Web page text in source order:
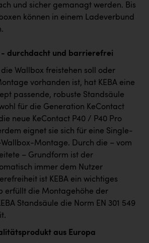
und sicher gemanagt werden. Bis
können in einem Ladeverbund
- durchdacht und barrierefrei
die Wallbox freistehen soll oder
vorhanden ist, hat KEBA eine
passende, robuste Standsäule
für die Generation KeContact
neue KeContact P40 / P40 Pro
eignet sie sich für eine Single-
Montage. Durch die – vom
– Grundform ist der
immer dem Nutzer
ist KEBA ein wichtiges
erfüllt die Montagehöhe der
Standsäule die Norm EN 301 549
aus Europa